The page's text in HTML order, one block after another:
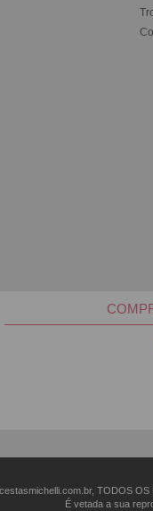
TODOS
É vetada a sua